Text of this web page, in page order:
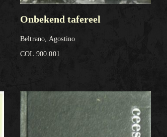
Onbekend tafereel
Beltrano, Agostino
COL 900.001